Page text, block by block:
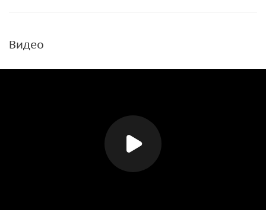
Видео